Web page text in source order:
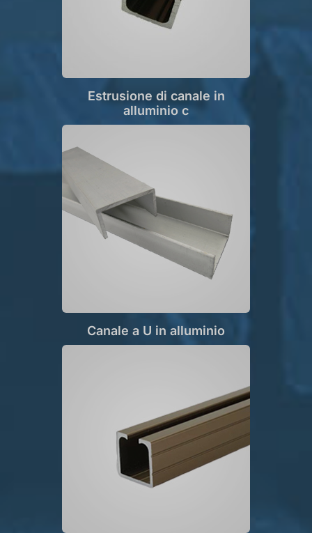
Estrusione di canale in
alluminio c
Canale a U in alluminio